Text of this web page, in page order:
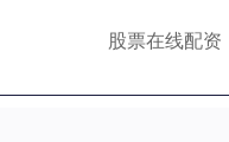
股票在线配资